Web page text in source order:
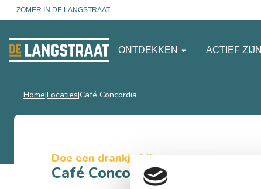
ZOMER IN DE LANGSTRAAT
ONTDEKKEN ACTIEF ZIJN
Home Locaties Café Concordia
Doe een drankje bij
Café Concordia